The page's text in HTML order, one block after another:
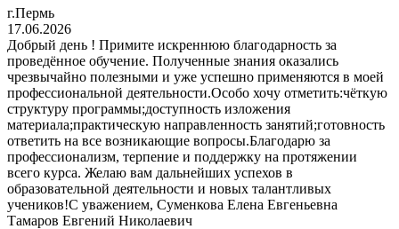
г.Пермь
17.06.2026
Добрый день ! Примите искреннюю благодарность за
проведённое обучение. Полученные знания оказались
чрезвычайно полезными и уже успешно применяются в моей
профессиональной деятельности.Особо хочу отметить:чёткую
структуру программы;доступность изложения
материала;практическую направленность занятий;готовность
ответить на все возникающие вопросы.Благодарю за
профессионализм, терпение и поддержку на протяжении
всего курса. Желаю вам дальнейших успехов в
образовательной деятельности и новых талантливых
учеников!С уважением, Суменкова Елена Евгеньевна
Тамаров Евгений Николаевич